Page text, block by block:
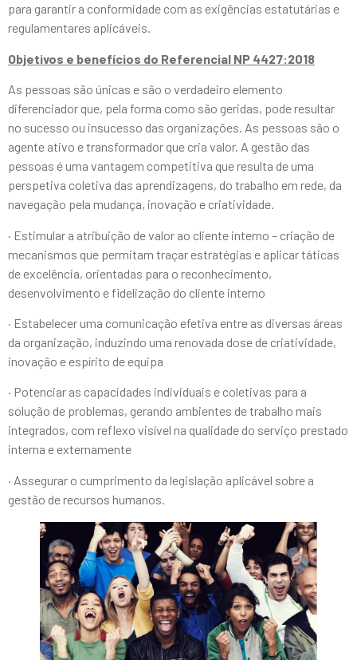
para garantir a conformidade com as exigências estatutárias e
regulamentares aplicáveis.
Objetivos e benefícios do Referencial NP 4427:2018
As pessoas são únicas e são o verdadeiro elemento
diferenciador que, pela forma como são geridas, pode resultar
no sucesso ou insucesso das organizações. As pessoas são o
agente ativo e transformador que cria valor. A gestão das
pessoas é uma vantagem competitiva que resulta de uma
perspetiva coletiva das aprendizagens, do trabalho em rede, da
navegação pela mudança, inovação e criatividade.
· Estimular a atribuição de valor ao cliente interno – criação de
mecanismos que permitam traçar estratégias e aplicar táticas
de excelência, orientadas para o reconhecimento,
desenvolvimento e fidelização do cliente interno
· Estabelecer uma comunicação efetiva entre as diversas áreas
da organização, induzindo uma renovada dose de criatividade,
inovação e espírito de equipa
· Potenciar as capacidades individuais e coletivas para a
solução de problemas, gerando ambientes de trabalho mais
integrados, com reflexo visível na qualidade do serviço prestado
interna e externamente
· Assegurar o cumprimento da legislação aplicável sobre a
gestão de recursos humanos.